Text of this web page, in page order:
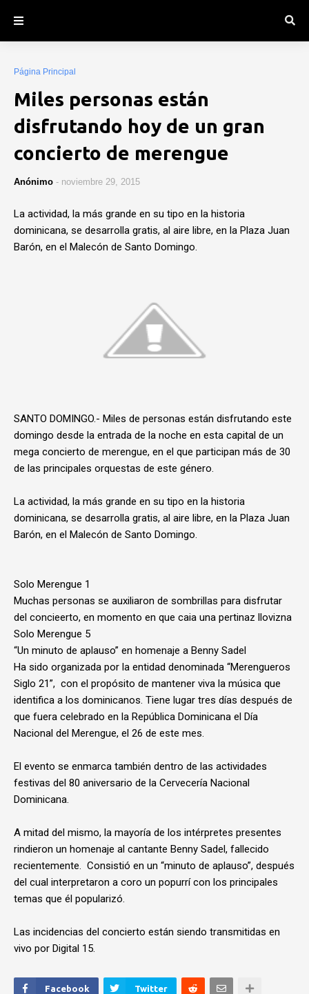
Página Principal
Miles personas están
disfrutando hoy de un gran
concierto de merengue
Anónimo - noviembre 29, 2015
La actividad, la más grande en su tipo en la historia
dominicana, se desarrolla gratis, al aire libre, en la Plaza Juan
Barón, en el Malecón de Santo Domingo.
SANTO DOMINGO.- Miles de personas están disfrutando este
domingo desde la entrada de la noche en esta capital de un
mega concierto de merengue, en el que participan más de 30
de las principales orquestas de este género.
La actividad, la más grande en su tipo en la historia
dominicana, se desarrolla gratis, al aire libre, en la Plaza Juan
Barón, en el Malecón de Santo Domingo.
Solo Merengue 1
Muchas personas se auxiliaron de sombrillas para disfrutar
del concieerto, en momento en que caia una pertinaz llovizna
Solo Merengue 5
“Un minuto de aplauso” en homenaje a Benny Sadel
Ha sido organizada por la entidad denominada “Merengueros
Siglo 21”, con el propósito de mantener viva la música que
identifica a los dominicanos. Tiene lugar tres días después de
que fuera celebrado en la República Dominicana el Día
Nacional del Merengue, el 26 de este mes.
El evento se enmarca también dentro de las actividades
festivas del 80 aniversario de la Cervecería Nacional
Dominicana.
A mitad del mismo, la mayoría de los intérpretes presentes
rindieron un homenaje al cantante Benny Sadel, fallecido
recientemente. Consistió en un “minuto de aplauso”, después
del cual interpretaron a coro un popurrí con los principales
temas que él popularizó.
Las incidencias del concierto están siendo transmitidas en
vivo por Digital 15.
Facebook Twitter